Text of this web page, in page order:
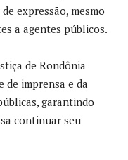
expressão, mesmo
a agentes públicos.
de Rondônia
de imprensa e da
garantindo
continuar seu